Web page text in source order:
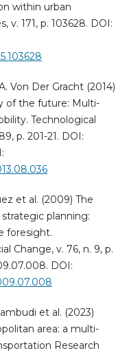
within urban
v. 171, p. 103628. DOI:
Von Der Gracht (2014)
of the future: Multi-
Technological
p. 201-21. DOI:
et al. (2009) The
planning:
foresight.
Change, v. 76, n. 9, p.
DOI:
et al. (2023)
area: a multi-
Research